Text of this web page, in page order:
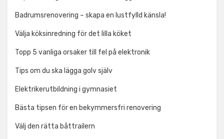
Badrumsrenovering – skapa en lustfylld känsla!
Välja köksinredning för det lilla köket
Topp 5 vanliga orsaker till fel på elektronik
Tips om du ska lägga golv själv
Elektrikerutbildning i gymnasiet
Bästa tipsen för en bekymmersfri renovering
Välj den rätta båttrailern